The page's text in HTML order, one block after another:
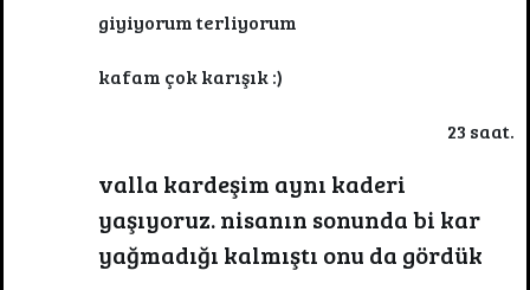
giyiyorum terliyorum
kafam çok karışık :)
23 saat.
valla kardeşim aynı kaderi
yaşıyoruz. nisanın sonunda bi kar
yağmadığı kalmıştı onu da gördük